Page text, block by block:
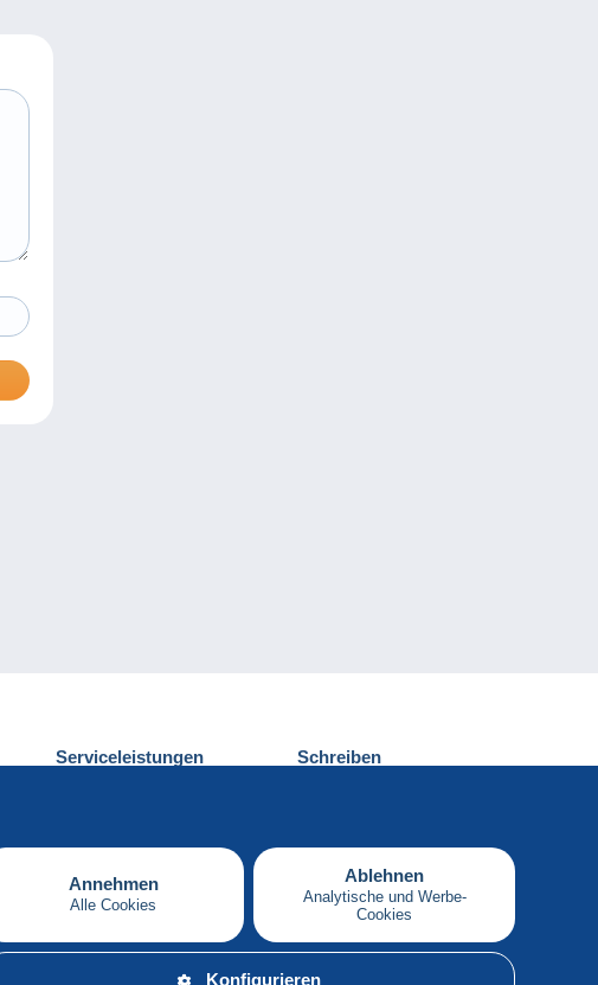
Annehmen
Alle Cookies
Ablehnen
Analytische und Werbe-
Cookies
Konfigurieren
Serviceleistungen Schreiben